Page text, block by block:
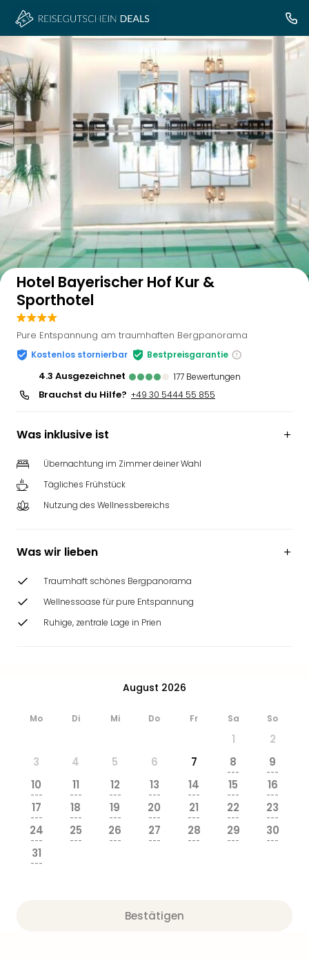
Auf der Karte anzeigen
Hotel Bayerischer Hof Kur &
Sporthotel
Pure Entspannung am traumhaften Bergpanorama
Kostenlos stornierbar Bestpreisgarantie
4.3 ausgezeichnet 177 Bewertungen
Brauchst du Hilfe? +49 30 5444 55 855
Was inklusive ist
Übernachtung im Zimmer deiner Wahl
Tägliches Frühstück
Nutzung des Wellnessbereichs
Was wir lieben
Traumhaft schönes Bergpanorama
Wellnessoase für pure Entspannung
Ruhige, zentrale Lage in Prien
August 2026
Mo Di Mi Do Fr Sa So
1
2
3
4 5 6 7 8
---
9
---
10
---
11
---
12
---
13
---
14
---
15
---
16
---
17
---
18
---
19
---
20
---
21
---
22
---
23
---
24
---
25
---
26
---
27
---
28
---
29
---
30
---
31
---
Bestätigen